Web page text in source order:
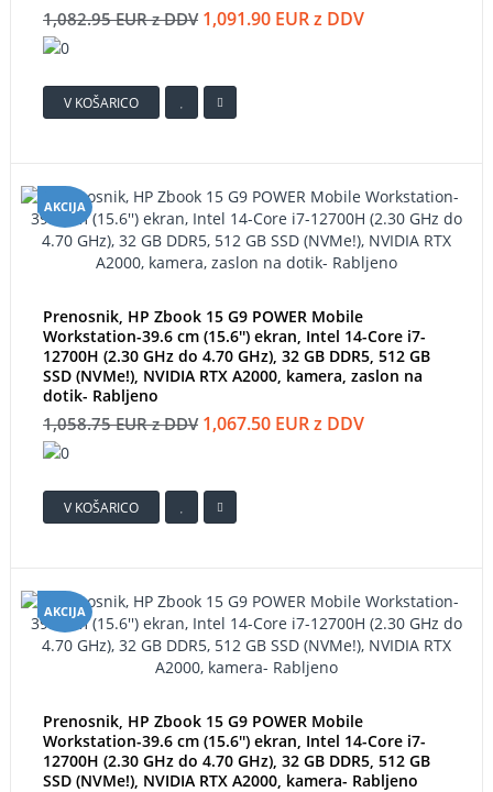
1,082.95 EUR z DDV 1,091.90 EUR z DDV
V KOŠARICO
AKCIJA
Prenosnik, HP Zbook 15 G9 POWER Mobile
Workstation-39.6 cm (15.6'') ekran, Intel 14-Core i7-
12700H (2.30 GHz do 4.70 GHz), 32 GB DDR5, 512 GB
SSD (NVMe!), NVIDIA RTX A2000, kamera, zaslon na
dotik- Rabljeno
1,058.75 EUR z DDV 1,067.50 EUR z DDV
V KOŠARICO
AKCIJA
Prenosnik, HP Zbook 15 G9 POWER Mobile
Workstation-39.6 cm (15.6'') ekran, Intel 14-Core i7-
12700H (2.30 GHz do 4.70 GHz), 32 GB DDR5, 512 GB
SSD (NVMe!), NVIDIA RTX A2000, kamera- Rabljeno